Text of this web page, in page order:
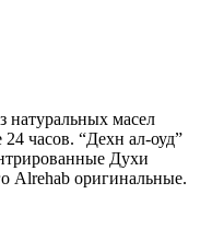
натуральных масел
24 часов. “Дехн ал-оуд”
Духи
Alrehab оригинальные.